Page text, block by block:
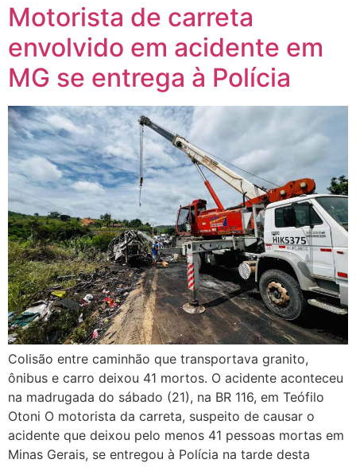
Motorista de carreta
envolvido em acidente em
MG se entrega à Polícia
Colisão entre caminhão que transportava granito,
ônibus e carro deixou 41 mortos. O acidente aconteceu
na madrugada do sábado (21), na BR 116, em Teófilo
Otoni O motorista da carreta, suspeito de causar o
acidente que deixou pelo menos 41 pessoas mortas em
Minas Gerais, se entregou à Polícia na tarde desta